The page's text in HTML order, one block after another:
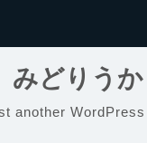
みどりうか
another